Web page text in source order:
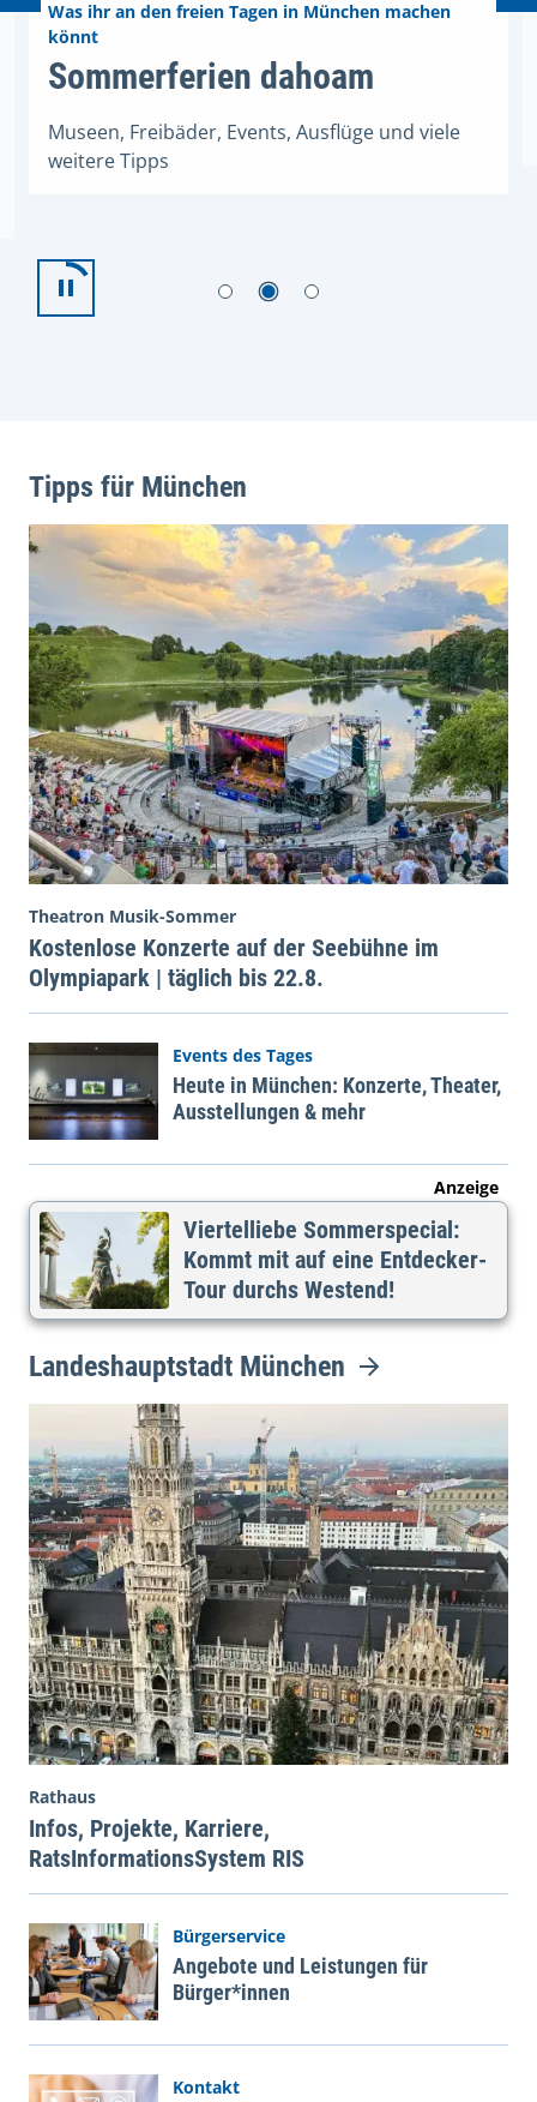
Was ihr an den freien Tagen in München machen
könnt
Sommerferien dahoam
Sommerferien dahoam
Museen, Freibäder, Events, Ausflüge und viele
weitere Tipps
Tipps für München
Theatron Musik-Sommer
Kostenlose Konzerte auf der Seebühne im
Olympiapark | täglich bis 22.8.
Events des Tages
Heute in München: Konzerte, Theater,
Ausstellungen & mehr
Anzeige
Viertelliebe Sommerspecial:
Kommt mit auf eine Entdecker-
Tour durchs Westend!
Landeshauptstadt München
Rathaus
Infos, Projekte, Karriere,
RatsInformationsSystem RIS
Bürgerservice
Angebote und Leistungen für
Bürger*innen
Kontakt